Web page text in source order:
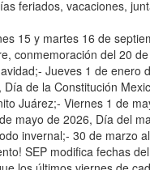
feriados, vacaciones,
15 y martes 16 de
conmemoración del 20
Jueves 1 de enero
de la Constitución
Juárez;- Viernes 1 de
mayo de 2026, Día del
invernal;- 30 de marzo
SEP modifica fechas